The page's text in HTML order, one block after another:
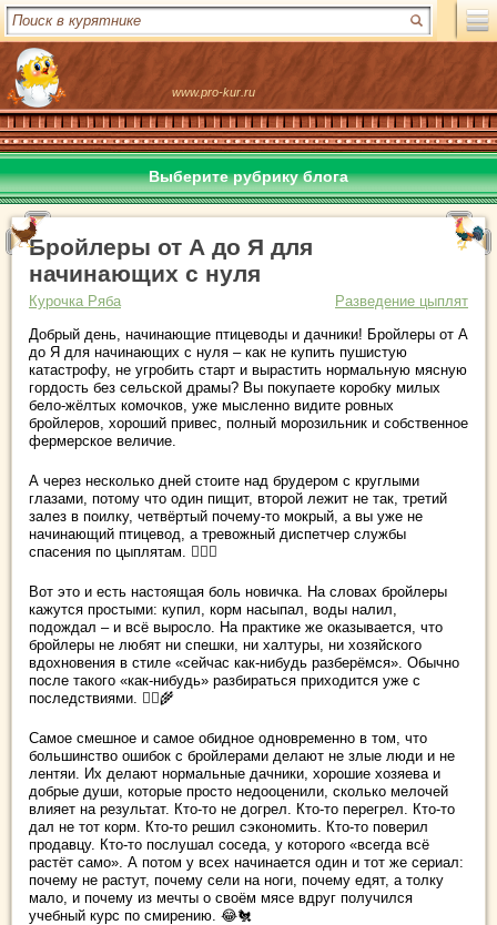
www.pro-kur.ru
Выберите рубрику блога
Бройлеры от А до Я для
начинающих с нуля
Курочка Ряба
Разведение цыплят
Добрый день, начинающие птицеводы и дачники! Бройлеры от А
до Я для начинающих с нуля – как не купить пушистую
катастрофу, не угробить старт и вырастить нормальную мясную
гордость без сельской драмы? Вы покупаете коробку милых
бело-жёлтых комочков, уже мысленно видите ровных
бройлеров, хороший привес, полный морозильник и собственное
фермерское величие.
А через несколько дней стоите над брудером с круглыми
глазами, потому что один пищит, второй лежит не так, третий
залез в поилку, четвёртый почему-то мокрый, а вы уже не
начинающий птицевод, а тревожный диспетчер службы
спасения по цыплятам. 😵‍💫🐥
Вот это и есть настоящая боль новичка. На словах бройлеры
кажутся простыми: купил, корм насыпал, воды налил,
подождал – и всё выросло. На практике же оказывается, что
бройлеры не любят ни спешки, ни халтуры, ни хозяйского
вдохновения в стиле «сейчас как-нибудь разберёмся». Обычно
после такого «как-нибудь» разбираться приходится уже с
последствиями. 🤦‍♀️🌾
Самое смешное и самое обидное одновременно в том, что
большинство ошибок с бройлерами делают не злые люди и не
лентяи. Их делают нормальные дачники, хорошие хозяева и
добрые души, которые просто недооценили, сколько мелочей
влияет на результат. Кто-то не догрел. Кто-то перегрел. Кто-то
дал не тот корм. Кто-то решил сэкономить. Кто-то поверил
продавцу. Кто-то послушал соседа, у которого «всегда всё
растёт само». А потом у всех начинается один и тот же сериал:
почему не растут, почему сели на ноги, почему едят, а толку
мало, и почему из мечты о своём мясе вдруг получился
учебный курс по смирению. 😂🐔